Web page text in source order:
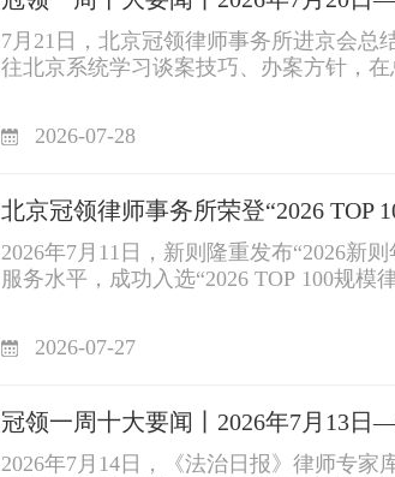
7月21日，北京冠领律师事务所进京会
往北京系统学习谈案技巧、办案方针，
2026-07-28
北京冠领律师事务所荣登“2026 TOP
2026年7月11日，新则隆重发布“2026新
服务水平，成功入选“2026 TOP 100规模
2026-07-27
冠领一周十大要闻丨2026年7月13日
2026年7月14日，《法治日报》律师专